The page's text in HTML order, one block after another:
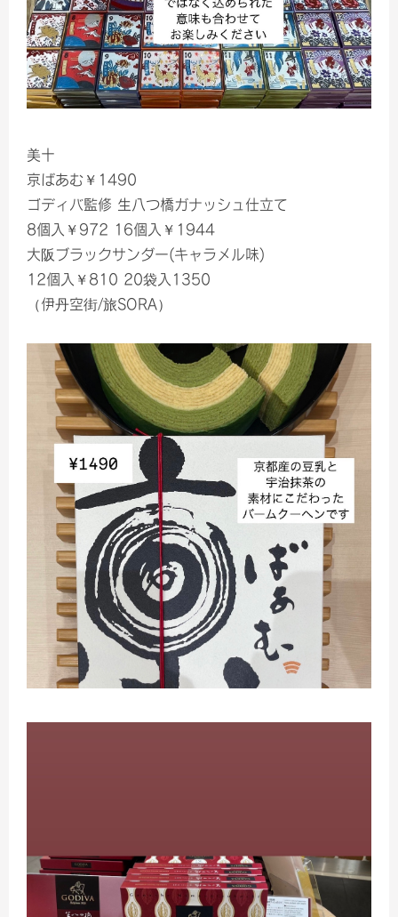
美十
京ばあむ￥1490
ゴディバ監修 生八つ橋ガナッシュ仕立て
8個入￥972 16個入￥1944
大阪ブラックサンダー(キャラメル味)
12個入￥810 20袋入1350
（伊丹空街/旅SORA）